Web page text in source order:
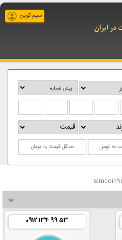
سیم کوین
0912 134 99 53